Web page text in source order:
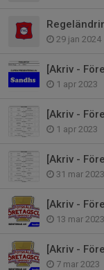
29 jan 2024
1 apr 2023
[Akriv -
1 apr 2023
[Akriv -
31 mar 2023
[Akriv -
13 mar 2023
7 mar 2023